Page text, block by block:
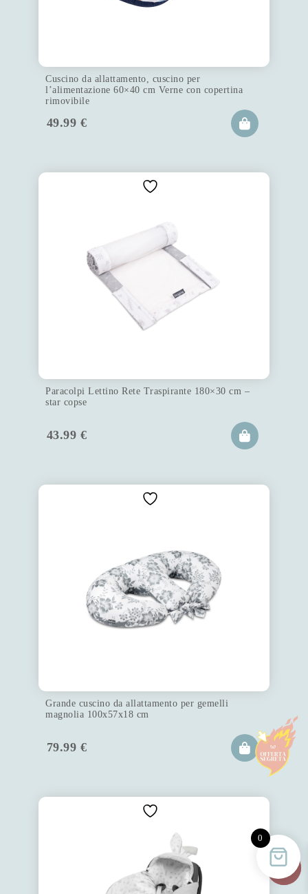
Cuscino da allattamento, cuscino per
l’alimentazione 60×40 cm Verne con copertina
rimovibile
49.99 €
Paracolpi Lettino Rete Traspirante 180×30 cm –
star copse
43.99 €
Grande cuscino da allattamento per gemelli
magnolia 100x57x18 cm
79.99 €
0